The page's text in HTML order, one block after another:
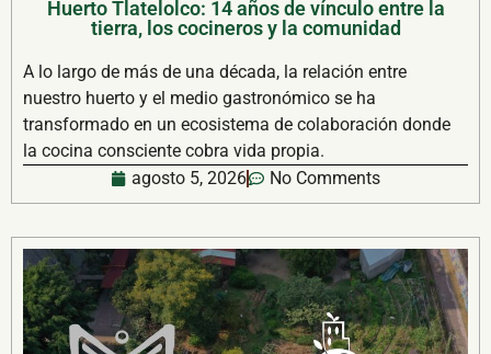
Huerto Tlatelolco: 14 años de vínculo entre la
tierra, los cocineros y la comunidad
A lo largo de más de una década, la relación entre
nuestro huerto y el medio gastronómico se ha
transformado en un ecosistema de colaboración donde
la cocina consciente cobra vida propia.
agosto 5, 2026
No Comments